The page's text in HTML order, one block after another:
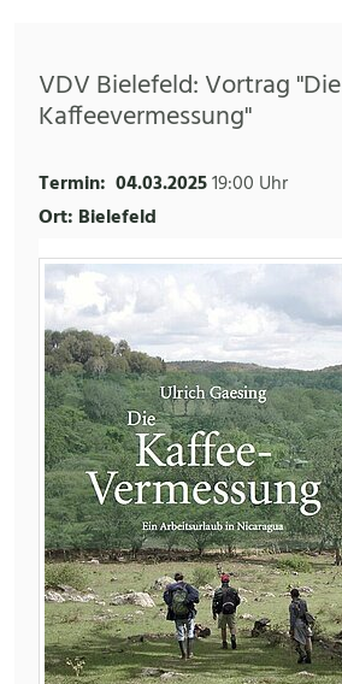
VDV Bielefeld: Vortrag "Die
Kaffeevermessung"
Termin: 04.03.202519:00 Uhr
Ort: Bielefeld